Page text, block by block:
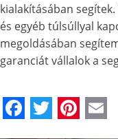
kialakításában
és egyéb túlsúllyal
megoldásában
garanciát vállalok a
Facebook
Twitter